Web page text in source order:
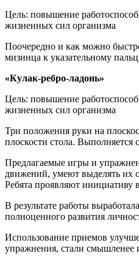
Цель: повышение
жизненных сил организма
Поочередно и как можно
мизинца к указательному
«Кулак-ребро-ладонь»
Цель: повышение
жизненных сил организма
Три положения руки на
плоскости стола. Выполняется
Предлагаемые игры и
движений, умеют выделять их
Ребята проявляют
В результате работы
полноценного развития
Использование приемов
упражнения, стали смышленее